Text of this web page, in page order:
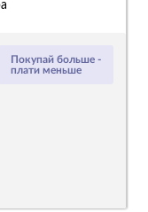
Покупай больше -
плати меньше